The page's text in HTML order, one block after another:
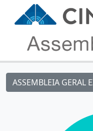
ASSEMBLEIA GERAL